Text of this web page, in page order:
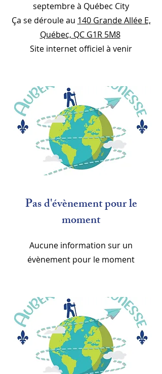
septembre à Québec City
Ça se déroule au 140 Grande Allée E,
Québec, QC G1R 5M8
Site internet officiel à venir
Pas d'évènement pour le
moment
Aucune information sur un
évènement pour le moment